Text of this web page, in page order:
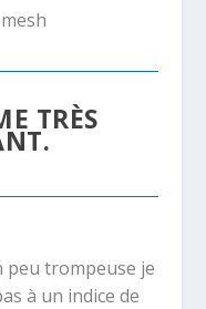
TRÈS
trompeuse je
à un indice de